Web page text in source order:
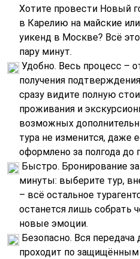
Хотите провести Новый
в Карелию на майские
уикенд в Москве? Всё
пару минут.
Удобно. Весь процесс –
получения
сразу видите полную
проживания и
возможных
тура не изменится, даже
оформлено за полгода до
Быстро. Бронирование
минуты: выберите тур,
– всё остальное
останется лишь собрать
новые эмоции.
Безопасно. Вся
проходит по